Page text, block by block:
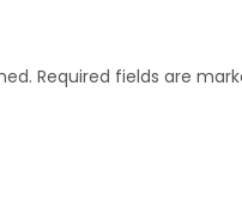
Required fields are